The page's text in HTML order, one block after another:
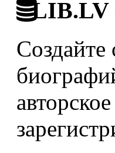
LIB.LV
Создайте